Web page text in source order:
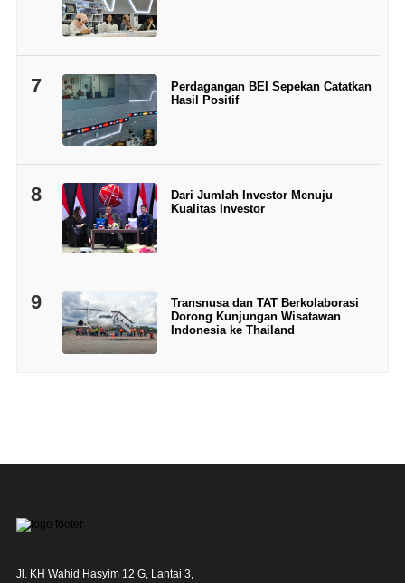
7
Perdagangan BEI Sepekan Catatkan
Hasil Positif
8
Dari Jumlah Investor Menuju
Kualitas Investor
9
Transnusa dan TAT Berkolaborasi
Dorong Kunjungan Wisatawan
Indonesia ke Thailand
Jl. KH Wahid Hasyim 12 G, Lantai 3,